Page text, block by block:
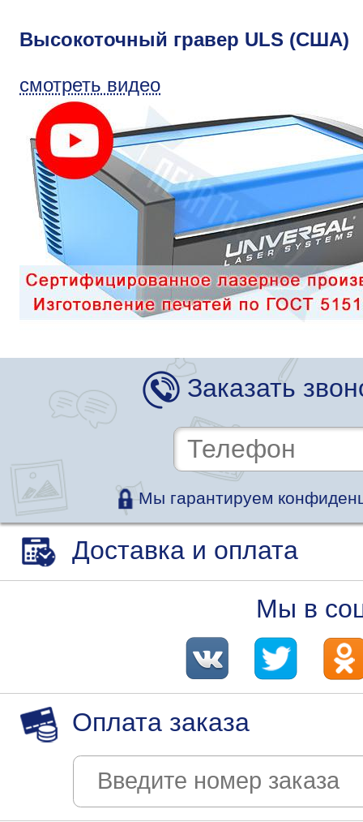
Высокоточный гравер ULS (США)
смотреть видео
Заказать
Мы гарантируем
Доставка и оплата
Мы в
Оплата заказа